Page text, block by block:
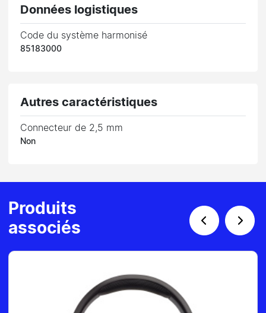
Données logistiques
Code du système harmonisé
85183000
Autres caractéristiques
Connecteur de 2,5 mm
Non
Produits
associés